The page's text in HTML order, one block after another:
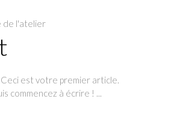
de l'atelier
est votre premier article.
commencez à écrire !